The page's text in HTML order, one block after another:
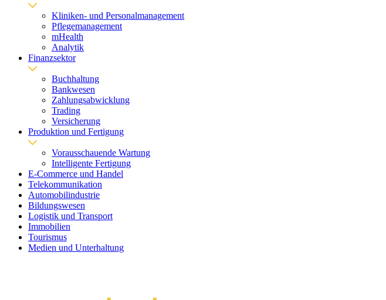
Kliniken- und Personalmanagement
Pflegemanagement
mHealth
Analytik
Finanzsektor
Buchhaltung
Bankwesen
Zahlungsabwicklung
Trading
Versicherung
Produktion und Fertigung
Vorausschauende Wartung
Intelligente Fertigung
E-Commerce und Handel
Telekommunikation
Automobilindustrie
Bildungswesen
Logistik und Transport
Immobilien
Tourismus
Medien und Unterhaltung